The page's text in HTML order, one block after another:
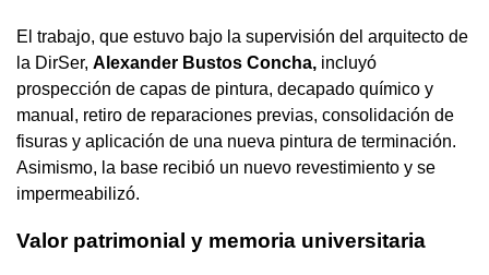
El trabajo, que estuvo bajo la supervisión del arquitecto de
la DirSer, Alexander Bustos Concha, incluyó
prospección de capas de pintura, decapado químico y
manual, retiro de reparaciones previas, consolidación de
fisuras y aplicación de una nueva pintura de terminación.
Asimismo, la base recibió un nuevo revestimiento y se
impermeabilizó.
Valor patrimonial y memoria universitaria